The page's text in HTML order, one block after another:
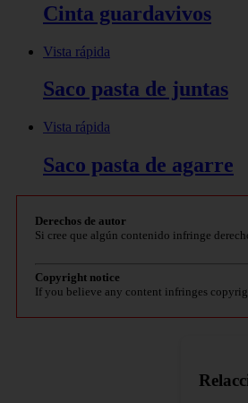
Cinta guardavivos
Vista rápida
Saco pasta de juntas
Vista rápida
Saco pasta de agarre
Derechos de autor
Si cree que algún contenido infringe
Copyright notice
If you believe any content infringes